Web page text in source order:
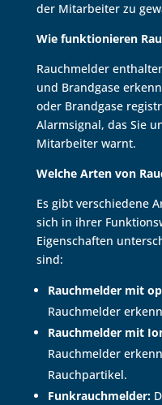
der Mitarbeiter zu
Wie funktionieren
Rauchmelder
und Brandgase
oder Brandgase
Alarmsignal, das Sie
Mitarbeiter warnt.
Welche Arten von
Es gibt verschiedene
sich in ihrer
Eigenschaften
sind:
Rauchmelder mit
Rauchmelder
Rauchmelder mit
Rauchmelder
Rauchpartikel.
Funkrauchmelder: